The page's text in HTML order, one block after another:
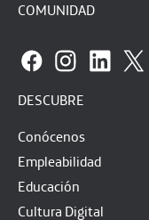
COMUNIDAD
DESCUBRE
Conócenos
Empleabilidad
Educación
Cultura Digital